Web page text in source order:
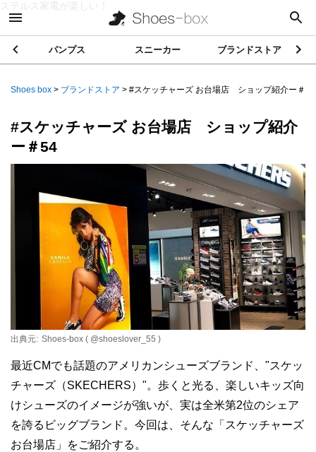
ステルス家電が楽しい！
パンプス スニーカー ブランドストア
Shoes box > ブランドストア > #スケッチャーズ お台場店 ショップ紹介ー＃54
#スケッチャーズ お台場店 ショップ紹介
ー＃54
出典元: Shoes-box ( @shoeslover_55 )
最近CMでも話題のアメリカンシューズブランド、"スケッ
チャーズ（SKECHERS）"。歩くと光る、楽しいキッズ向
けシューズのイメージが強いが、実は全米第2位のシェア
を誇るビッグブランド。今回は、そんな「スケッチャーズ
お台場店」をご紹介する。